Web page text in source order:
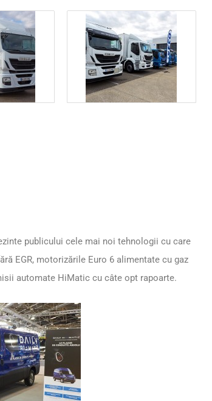
publicului cele mai noi tehnologii cu care
EGR, motorizările Euro 6 alimentate cu gaz
automate HiMatic cu câte opt rapoarte.